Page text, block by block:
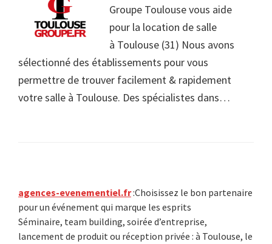
Groupe Toulouse vous aide
pour la location de salle
à Toulouse (31) Nous avons
sélectionné des établissements pour vous
permettre de trouver facilement & rapidement
votre salle à Toulouse. Des spécialistes dans…
Primary
Sidebar
agences-evenementiel.fr:Choisissez le bon partenaire
pour un événement qui marque les esprits
Séminaire, team building, soirée d’entreprise,
lancement de produit ou réception privée : à Toulouse, le